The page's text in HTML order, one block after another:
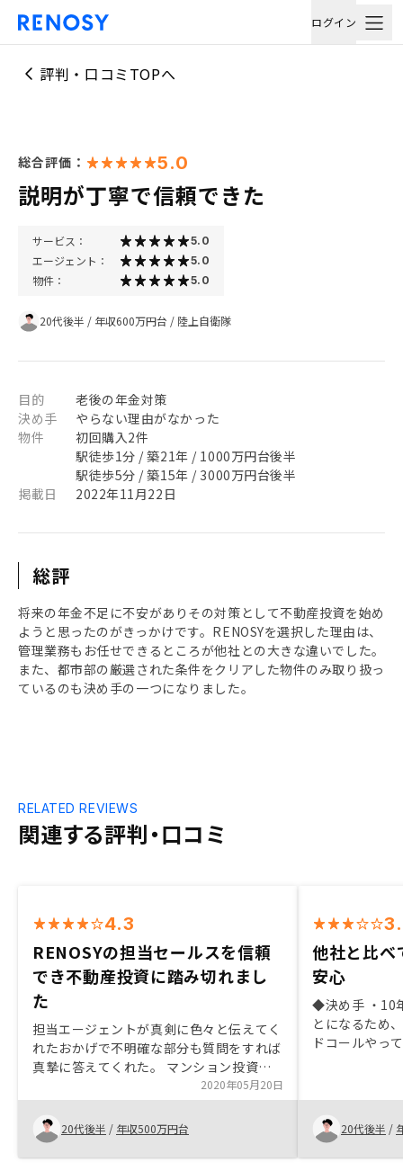
ログイン
評判・口コミTOPへ
総合評価： 5.0
説明が丁寧で信頼できた
サービス： 5.0
エージェント： 5.0
物件： 5.0
20代後半 / 年収600万円台 / 陸上自衛隊
目的
老後の年金対策
決め手
やらない理由がなかった
物件
初回購入2件
駅徒歩1分 / 築21年 / 1000万円台後半
駅徒歩5分 / 築15年 / 3000万円台後半
掲載日
2022年11月22日
総評
将来の年金不足に不安がありその対策として不動産投資を始め
ようと思ったのがきっかけです。RENOSYを選択した理由は、
管理業務もお任せできるところが他社との大きな違いでした。
また、都市部の厳選された条件をクリアした物件のみ取り扱っ
ているのも決め手の一つになりました。
関連する評判・口コミ
RELATED REVIEWS
4.3
RENOSYの担当セールスを信頼
でき不動産投資に踏み切れまし
た
担当エージェントが真剣に色々と伝えてく
れたおかげで不明確な部分も質問をすれば
真摯に答えてくれた。 マンション投資自
体はかなりの長期目線なので長い間関わっ
てくると思えば信頼できるセールスマンを
探すことに尽きる。 また、他の不動産屋
で仕入れた場合は何かと自分で動かないと
いけない事も多少あるがほったらかし投資
2020年05月20日
20代後半 / 年収500万円台
他社と比
安心
◆決め手 ・10
とになるため
ドコールやっ
多いので、全
ローがあるの
教えていただ
に閉じた話で
20代後半 /